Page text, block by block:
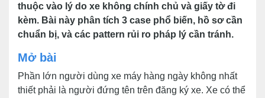
thuộc vào lý do xe không chính chủ và giấy tờ đi
kèm. Bài này phân tích 3 case phổ biến, hồ sơ cần
chuẩn bị, và các pattern rủi ro pháp lý cần tránh.
Mở bài
Phần lớn người dùng xe máy hàng ngày không nhất
thiết phải là người đứng tên trên đăng ký xe. Xe có thể